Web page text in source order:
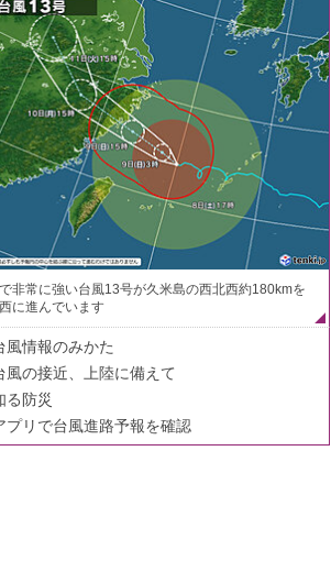
非常に強い台風13号が久米島の西北西約180kmを
に進んでいます
風情報のみかた
風の接近、上陸に備えて
る防災
プリで台風進路予報を確認